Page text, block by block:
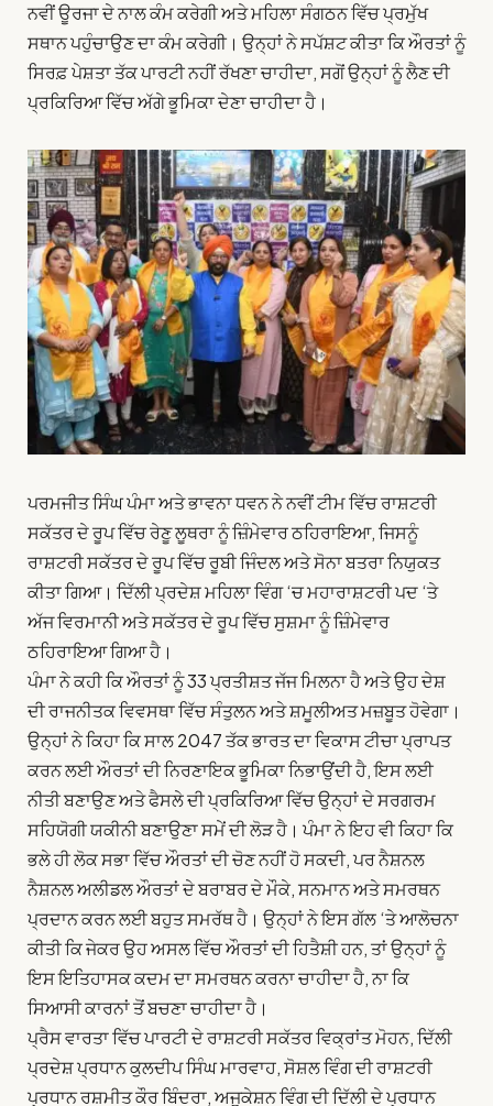
ਨਵੀਂ ਊਰਜਾ ਦੇ ਨਾਲ ਕੰਮ ਕਰੇਗੀ ਅਤੇ ਮਹਿਲਾ ਸੰਗਠਨ ਵਿੱਚ ਪ੍ਰਮੁੱਖ
ਸਥਾਨ ਪਹੁੰਚਾਉਣ ਦਾ ਕੰਮ ਕਰੇਗੀ। ਉਨ੍ਹਾਂ ਨੇ ਸਪੱਸ਼ਟ ਕੀਤਾ ਕਿ ਔਰਤਾਂ ਨੂੰ
ਸਿਰਫ਼ ਪੇਸ਼ਤਾ ਤੱਕ ਪਾਰਟੀ ਨਹੀਂ ਰੱਖਣਾ ਚਾਹੀਦਾ, ਸਗੋਂ ਉਨ੍ਹਾਂ ਨੂੰ ਲੈਣ ਦੀ
ਪ੍ਰਕਿਰਿਆ ਵਿੱਚ ਅੱਗੇ ਭੂਮਿਕਾ ਦੇਣਾ ਚਾਹੀਦਾ ਹੈ।
ਪਰਮਜੀਤ ਸਿੰਘ ਪੰਮਾ ਅਤੇ ਭਾਵਨਾ ਧਵਨ ਨੇ ਨਵੀਂ ਟੀਮ ਵਿੱਚ ਰਾਸ਼ਟਰੀ
ਸਕੱਤਰ ਦੇ ਰੂਪ ਵਿੱਚ ਰੇਣੂ ਲੂਥਰਾ ਨੂੰ ਜ਼ਿੰਮੇਵਾਰ ਠਹਿਰਾਇਆ, ਜਿਸਨੂੰ
ਰਾਸ਼ਟਰੀ ਸਕੱਤਰ ਦੇ ਰੂਪ ਵਿੱਚ ਰੂਬੀ ਜਿੰਦਲ ਅਤੇ ਸੋਨਾ ਬਤਰਾ ਨਿਯੁਕਤ
ਕੀਤਾ ਗਿਆ। ਦਿੱਲੀ ਪ੍ਰਦੇਸ਼ ਮਹਿਲਾ ਵਿੰਗ ‘ਚ ਮਹਾਰਾਸ਼ਟਰੀ ਪਦ ‘ਤੇ
ਅੱਜ ਵਿਰਮਾਨੀ ਅਤੇ ਸਕੱਤਰ ਦੇ ਰੂਪ ਵਿੱਚ ਸੁਸ਼ਮਾ ਨੂੰ ਜ਼ਿੰਮੇਵਾਰ
ਠਹਿਰਾਇਆ ਗਿਆ ਹੈ।
ਪੰਮਾ ਨੇ ਕਹੀ ਕਿ ਔਰਤਾਂ ਨੂੰ 33 ਪ੍ਰਤੀਸ਼ਤ ਜੱਜ ਮਿਲਨਾ ਹੈ ਅਤੇ ਉਹ ਦੇਸ਼
ਦੀ ਰਾਜਨੀਤਕ ਵਿਵਸਥਾ ਵਿੱਚ ਸੰਤੁਲਨ ਅਤੇ ਸ਼ਮੂਲੀਅਤ ਮਜ਼ਬੂਤ ​​ਹੋਵੇਗਾ।
ਉਨ੍ਹਾਂ ਨੇ ਕਿਹਾ ਕਿ ਸਾਲ 2047 ਤੱਕ ਭਾਰਤ ਦਾ ਵਿਕਾਸ ਟੀਚਾ ਪ੍ਰਾਪਤ
ਕਰਨ ਲਈ ਔਰਤਾਂ ਦੀ ਨਿਰਣਾਇਕ ਭੂਮਿਕਾ ਨਿਭਾਉਂਦੀ ਹੈ, ਇਸ ਲਈ
ਨੀਤੀ ਬਣਾਉਣ ਅਤੇ ਫੈਸਲੇ ਦੀ ਪ੍ਰਕਿਰਿਆ ਵਿੱਚ ਉਨ੍ਹਾਂ ਦੇ ਸਰਗਰਮ
ਸਹਿਯੋਗੀ ਯਕੀਨੀ ਬਣਾਉਣਾ ਸਮੇਂ ਦੀ ਲੋੜ ਹੈ। ਪੰਮਾ ਨੇ ਇਹ ਵੀ ਕਿਹਾ ਕਿ
ਭਲੇ ਹੀ ਲੋਕ ਸਭਾ ਵਿੱਚ ਔਰਤਾਂ ਦੀ ਚੋਣ ਨਹੀਂ ਹੋ ਸਕਦੀ, ਪਰ ਨੈਸ਼ਨਲ
ਨੈਸ਼ਨਲ ਅਲੀਡਲ ਔਰਤਾਂ ਦੇ ਬਰਾਬਰ ਦੇ ਮੌਕੇ, ਸਨਮਾਨ ਅਤੇ ਸਮਰਥਨ
ਪ੍ਰਦਾਨ ਕਰਨ ਲਈ ਬਹੁਤ ਸਮਰੱਥ ਹੈ। ਉਨ੍ਹਾਂ ਨੇ ਇਸ ਗੱਲ ‘ਤੇ ਆਲੋਚਨਾ
ਕੀਤੀ ਕਿ ਜੇਕਰ ਉਹ ਅਸਲ ਵਿੱਚ ਔਰਤਾਂ ਦੀ ਹਿਤੈਸ਼ੀ ਹਨ, ਤਾਂ ਉਨ੍ਹਾਂ ਨੂੰ
ਇਸ ਇਤਿਹਾਸਕ ਕਦਮ ਦਾ ਸਮਰਥਨ ਕਰਨਾ ਚਾਹੀਦਾ ਹੈ, ਨਾ ਕਿ
ਸਿਆਸੀ ਕਾਰਨਾਂ ਤੋਂ ਬਚਣਾ ਚਾਹੀਦਾ ਹੈ।
ਪ੍ਰੈਸ ਵਾਰਤਾ ਵਿੱਚ ਪਾਰਟੀ ਦੇ ਰਾਸ਼ਟਰੀ ਸਕੱਤਰ ਵਿਕ੍ਰਾਂਤ ਮੋਹਨ, ਦਿੱਲੀ
ਪ੍ਰਦੇਸ਼ ਪ੍ਰਧਾਨ ਕੁਲਦੀਪ ਸਿੰਘ ਮਾਰਵਾਹ, ਸੋਸ਼ਲ ਵਿੰਗ ਦੀ ਰਾਸ਼ਟਰੀ
ਪ੍ਰਧਾਨ ਰਸ਼ਮੀਤ ਕੌਰ ਬਿੰਦਰਾ, ਅਜੁਕੇਸ਼ਨ ਵਿੰਗ ਦੀ ਦਿੱਲੀ ਦੇ ਪ੍ਰਧਾਨ